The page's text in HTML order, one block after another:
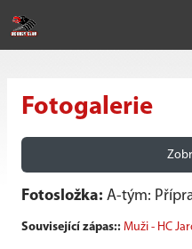
Fotogalerie
Fotosložka: A-tým:
Související zápas:: Muži - HC